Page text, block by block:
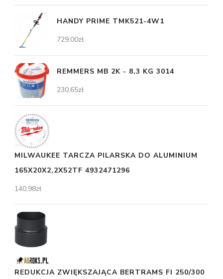
HANDY PRIME TMK521-4W1
729,00zł
REMMERS MB 2K - 8,3 KG 3014
230,65zł
MILWAUKEE TARCZA PILARSKA DO ALUMINIUM
165X20X2,2X52TF 4932471296
140,98zł
REDUKCJA ZWIĘKSZAJĄCA BERTRAMS FI 250/300